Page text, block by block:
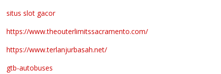
situs slot gacor
https://www.theouterlimitssacramento.com/
https://www.terlanjurbasah.net/
gtb-autobuses